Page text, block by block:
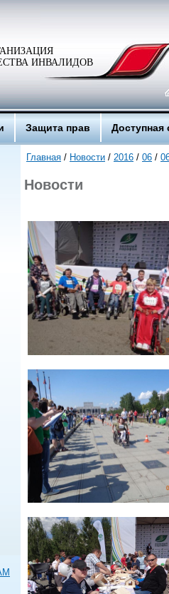
ИНВАЛИДОВ
Защита прав Доступная
Главная / Новости / 2016 / 06 /
Новости